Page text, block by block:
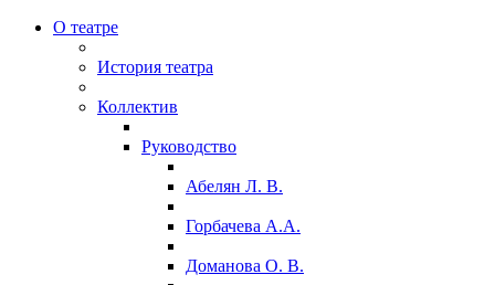
О театре
История театра
Коллектив
Руководство
Абелян Л. В.
Горбачева А.А.
Доманова О. В.